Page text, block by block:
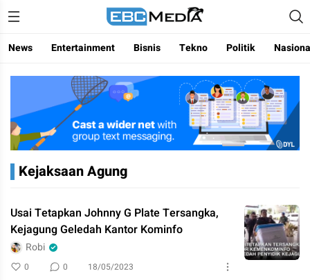
ebctvmedia
Menggapai Cakrawala Untuk Indonesia
News Entertainment Bisnis Tekno Politik
Kejaksaan Agung
Usai Tetapkan Johnny G Plate Tersangka,
Kejagung Geledah Kantor Kominfo
Robi
0 0 18/05/2023